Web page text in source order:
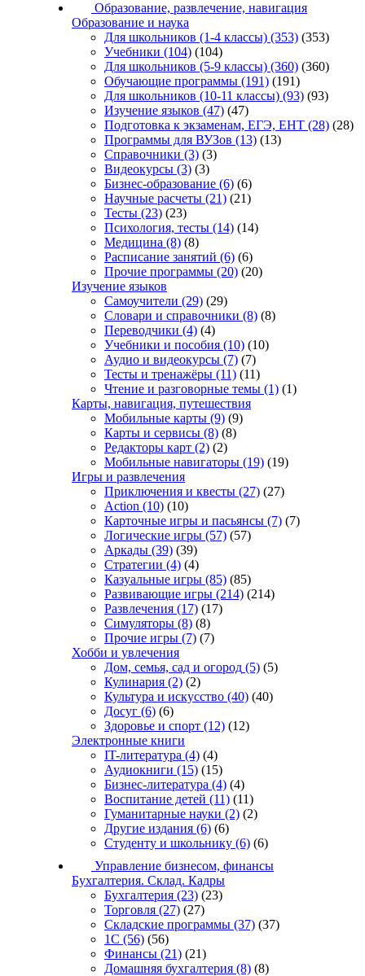
Образование, развлечение, навигация
Образование и наука
Для школьников (1-4 классы) (353) (353)
Учебники (104) (104)
Для школьников (5-9 классы) (360) (360)
Обучающие программы (191) (191)
Для школьников (10-11 классы) (93) (93)
Изучение языков (47) (47)
Подготовка к экзаменам, ЕГЭ, ЕНТ (28) (28)
Программы для ВУЗов (13) (13)
Справочники (3) (3)
Видеокурсы (3) (3)
Бизнес-образование (6) (6)
Научные расчеты (21) (21)
Тесты (23) (23)
Психология, тесты (14) (14)
Медицина (8) (8)
Расписание занятий (6) (6)
Прочие программы (20) (20)
Изучение языков
Самоучители (29) (29)
Словари и справочники (8) (8)
Переводчики (4) (4)
Учебники и пособия (10) (10)
Аудио и видеокурсы (7) (7)
Тесты и тренажёры (11) (11)
Чтение и разговорные темы (1) (1)
Карты, навигация, путешествия
Мобильные карты (9) (9)
Карты и сервисы (8) (8)
Редакторы карт (2) (2)
Мобильные навигаторы (19) (19)
Игры и развлечения
Приключения и квесты (27) (27)
Action (10) (10)
Карточные игры и пасьянсы (7) (7)
Логические игры (57) (57)
Аркады (39) (39)
Стратегии (4) (4)
Казуальные игры (85) (85)
Развивающие игры (214) (214)
Развлечения (17) (17)
Симуляторы (8) (8)
Прочие игры (7) (7)
Хобби и увлечения
Дом, семья, сад и огород (5) (5)
Кулинария (2) (2)
Культура и искусство (40) (40)
Досуг (6) (6)
Здоровье и спорт (12) (12)
Электронные книги
IT-литература (4) (4)
Аудиокниги (15) (15)
Бизнес-литература (4) (4)
Воспитание детей (11) (11)
Гуманитарные науки (2) (2)
Другие издания (6) (6)
Студенту и школьнику (6) (6)
Управление бизнесом, финансы
Бухгалтерия. Склад. Кадры
Бухгалтерия (23) (23)
Торговля (27) (27)
Складские программы (37) (37)
1С (56) (56)
Финансы (21) (21)
Домашняя бухгалтерия (8) (8)